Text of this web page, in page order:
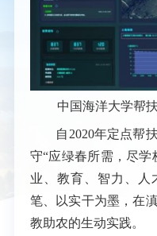
中国海洋大学帮
自2020年定点帮扶
守“应绿春所需，尽
业、教育、智力、人
笔、以实干为墨，在
教助农的生动实践。